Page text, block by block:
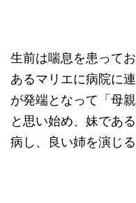
生前は喘息を患って
あるマリエに病院に
が発端となって「母
と思い始め、妹であ
病し、良い姉を演じ